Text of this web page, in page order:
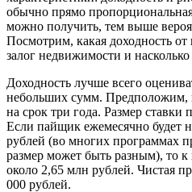
обычно прямо
можно получить, тем выше
Посмотрим, какая доходность
залог недвижимости и
Доходность лучше всего
небольших сумм. Предположим,
на срок три года. Размер ставки
Если пайщик ежемесячно будет
рублей (во многих программах
размер может быть разным), то
около 2,65 млн рублей. Чистая
000 рублей.